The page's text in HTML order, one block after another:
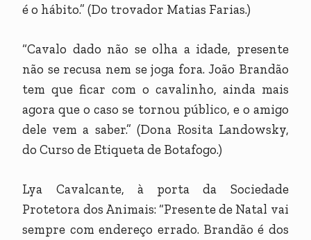
é o hábito.” (Do trovador Matias Farias.)
“Cavalo dado não se olha a idade, presente
não se recusa nem se joga fora. João Brandão
tem que ficar com o cavalinho, ainda mais
agora que o caso se tornou público, e o amigo
dele vem a saber.” (Dona Rosita Landowsky,
do Curso de Etiqueta de Botafogo.)
Lya Cavalcante, à porta da Sociedade
Protetora dos Animais: “Presente de Natal vai
sempre com endereço errado. Brandão é dos